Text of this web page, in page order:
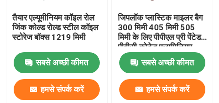
तैयार एल्यूमीनियम कॉइल रोल
जिंक कोल्ड रोल्ड स्टील कॉइल
स्टोरेज बॉक्स 1219 मिमी
सबसे अच्छी कीमत
हमसे संपर्क करें
जिपलॉक प्लास्टिक माइलर बैग
300 मिमी 405 मिमी 505
मिमी के लिए पीपीएल प्री पेंटेड
पीवीसी कोटेड एल्युमिनियम
कॉइल 1100
सबसे अच्छी कीमत
हमसे संपर्क करें